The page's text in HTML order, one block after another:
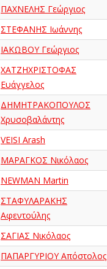
ΠΑΧΝΕΛΗΣ Γεώργιος
ΣΤΕΦΑΝΗΣ Ιωάννης
ΙΑΚΩΒΟΥ Γεώργιος
ΧΑΤΖΗΧΡΙΣΤΟΦΑΣ
Ευάγγελος
ΔΗΜΗΤΡΑΚΟΠΟΥΛΟΣ
Χρυσοβαλάντης
VEISI Arash
ΜΑΡΑΓΚΟΣ Νικόλαος
NEWMAN Martin
ΣΤΑΦΥΛΑΡΑΚΗΣ
Αφεντούλης
ΣΑΓΙΑΣ Νικόλαος
ΠΑΠΑΡΓΥΡΙΟΥ Απόστολος